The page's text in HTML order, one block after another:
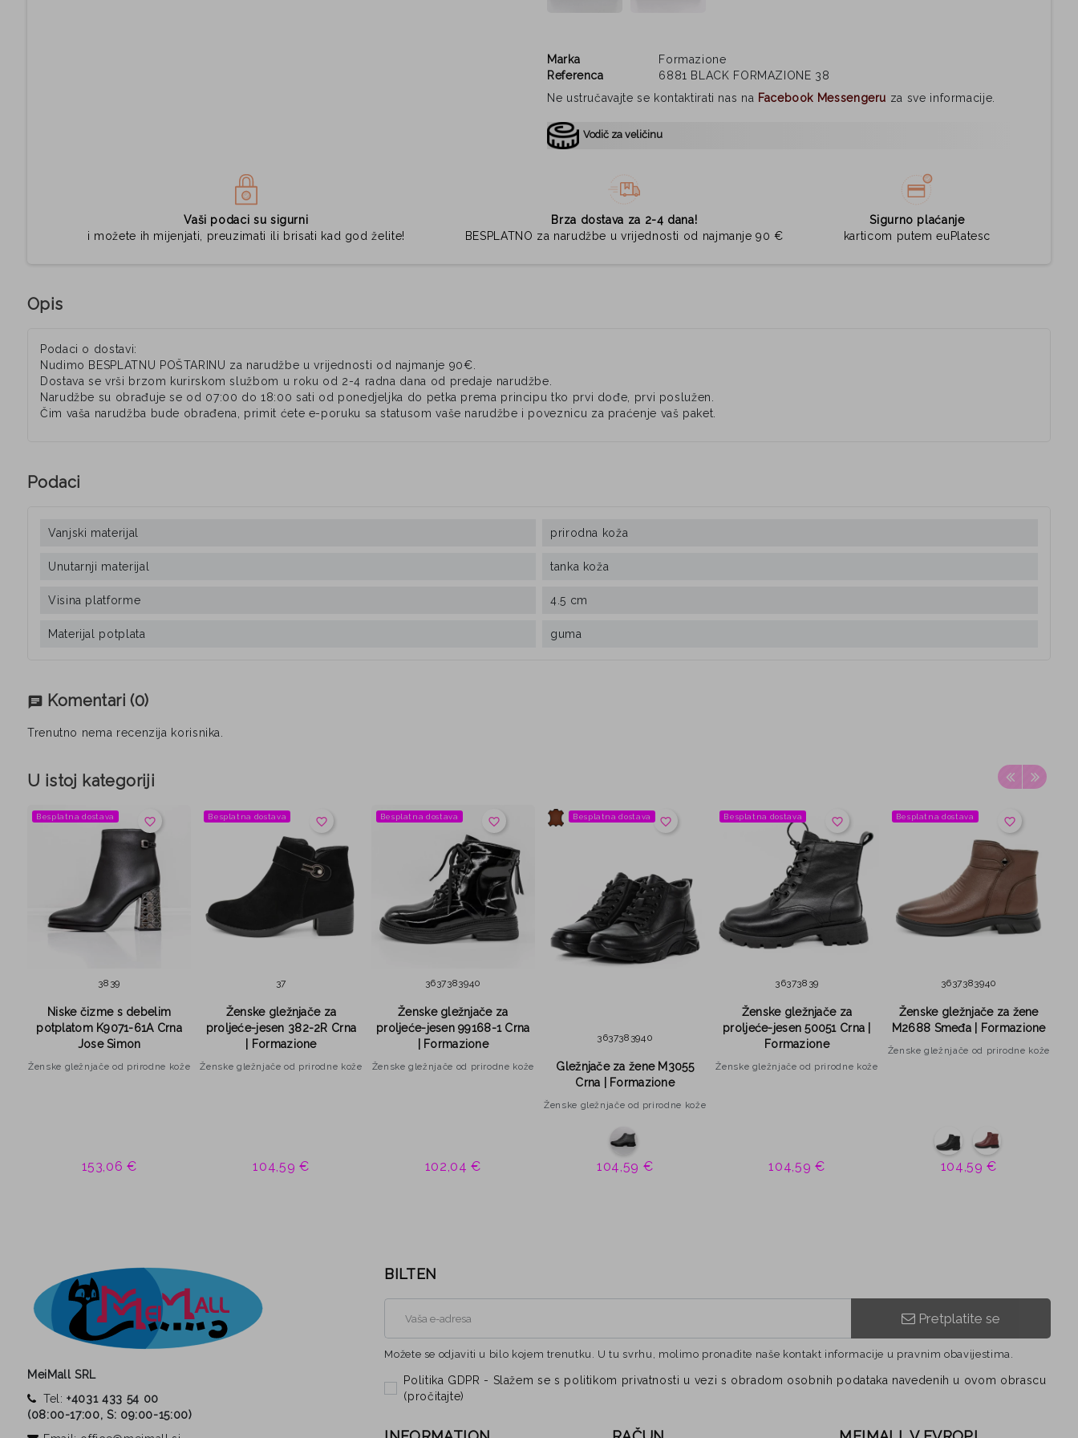
Marka
Formazione
Referenca
6881 BLACK FORMAZIONE 38
Ne ustručavajte se kontaktirati nas na Facebook Messengeru za sve informacije.
Vodič za veličinu
Vaši podaci su sigurni
i možete ih mijenjati, preuzimati ili brisati kad god želite!
Brza dostava za 2-4 dana!
BESPLATNO za narudžbe u vrijednosti od najmanje 90 €
Sigurno plaćanje
karticom putem euPlatesc
Opis
Podaci o dostavi:
Nudimo BESPLATNU POŠTARINU za narudžbe u vrijednosti od najmanje 90€.
Dostava se vrši brzom kurirskom službom u roku od 2-4 radna dana od predaje narudžbe.
Narudžbe su obrađuje se od 07:00 do 18:00 sati od ponedjeljka do petka prema principu tko prvi dođe, prvi poslužen.
Čim vaša narudžba bude obrađena, primit ćete e-poruku sa statusom vaše narudžbe i poveznicu za praćenje vaš paket.
Podaci
Vanjski materijal prirodna koža
Unutarnji materijal tanka koža
Visina platforme 4.5 cm
Materijal potplata guma
chat Komentari (0)
Trenutno nema recenzija korisnika.
U istoj kategoriji
favorite_border
Besplatna dostava
38 39
Niske čizme s debelim
potplatom K9071-61A Crna
Jose Simon
Ženske gležnjače od prirodne kože
153,06 €
favorite_border
Besplatna dostava
37
Ženske gležnjače za
proljeće-jesen 382-2R Crna
| Formazione
Ženske gležnjače od prirodne kože
104,59 €
favorite_border
Besplatna dostava
3637383940
Ženske gležnjače za
proljeće-jesen 99168-1 Crna
| Formazione
Ženske gležnjače od prirodne kože
102,04 €
favorite_border
Besplatna dostava
363738 3940
Gležnjače za žene M3055
Crna | Formazione
Ženske gležnjače od prirodne kože
104,59 €
favorite_border
Besplatna dostava
363738 39
Ženske gležnjače za
proljeće-jesen 50051 Crna |
Formazione
Ženske gležnjače od prirodne kože
104,59 €
favorite_border
Besplatna dostava
3637383940
Ženske gležnjače za žene
M2688 Smeđa | Formazione
Ženske gležnjače od prirodne kože
104,59 €
MeiMall SRL
Tel:+4031 433 54 00
(08:00-17:00, S: 09:00-15:00)
BILTEN
Pretplatite se
Možete se odjaviti u bilo kojem trenutku. U tu svrhu, molimo pronađite naše kontakt informacije u pravnim obavijestima.
Politika GDPR - Slažem se s politikom privatnosti u vezi s obradom osobnih podataka navedenih u ovom obrascu
(pročitajte)